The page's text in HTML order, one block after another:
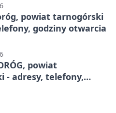
powiat tarnogórski
godziny otwarcia
powiat
- adresy, telefony,